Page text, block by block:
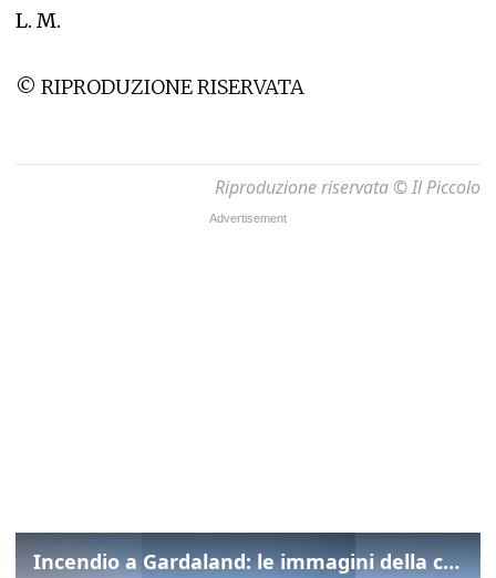
L. M.
© RIPRODUZIONE RISERVATA
Riproduzione riservata © Il Piccolo
Incendio a Gardaland: le immagini della colonna di fumo